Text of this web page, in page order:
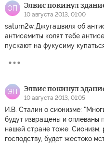
ЭП Элвис покинул
10 августа 2013, 01:00
saturn2w:Джугашвиля об
антисемиты колят тебе
пускают на фукусиму
ЭП Элвис покинул
10 августа 2013, 01:05
И.В. Сталин о сионизме:
будут извращены и оплеваны
нашей стране тоже. Сионизм,
господству, будет жестоко